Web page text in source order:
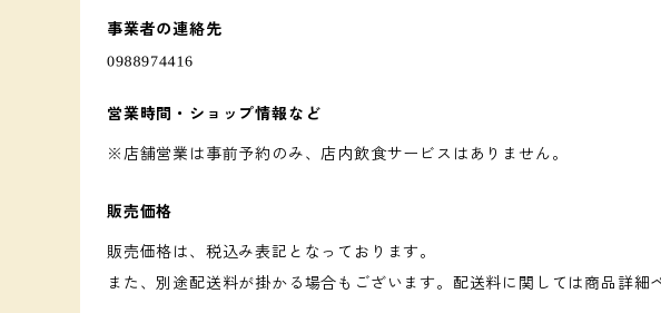
事業者の連絡先
営業時間・ショップ情報など
※店舗営業は事前予約のみ、店内飲食サービスはありません。
販売価格
販売価格は、税込み表記となっております。
また、別途配送料が掛かる場合もございます。配送料に関しては商品詳細